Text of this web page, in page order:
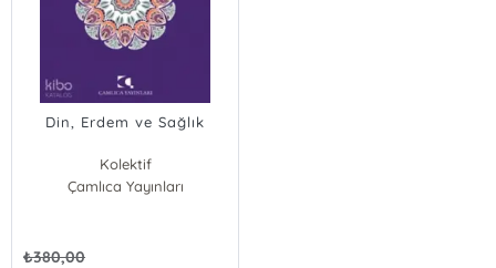
Din, Erdem ve Sağlık
Kolektif
Çamlıca Yayınları
₺380,00